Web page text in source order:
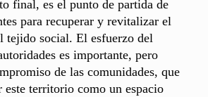
final, es el punto de partida de
para recuperar y revitalizar el
tejido social. El esfuerzo del
es importante, pero
de las comunidades, que
este territorio como un espacio